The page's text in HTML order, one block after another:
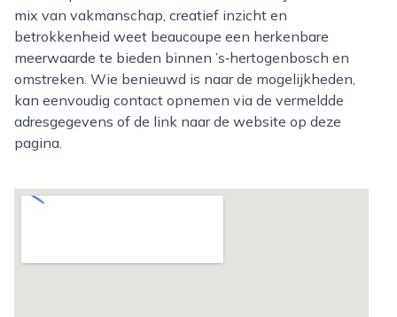
mix van vakmanschap, creatief inzicht en
betrokkenheid weet beaucoupe een herkenbare
meerwaarde te bieden binnen ’s‑hertogenbosch en
omstreken. Wie benieuwd is naar de mogelijkheden,
kan eenvoudig contact opnemen via de vermeldde
adresgegevens of de link naar de website op deze
pagina.